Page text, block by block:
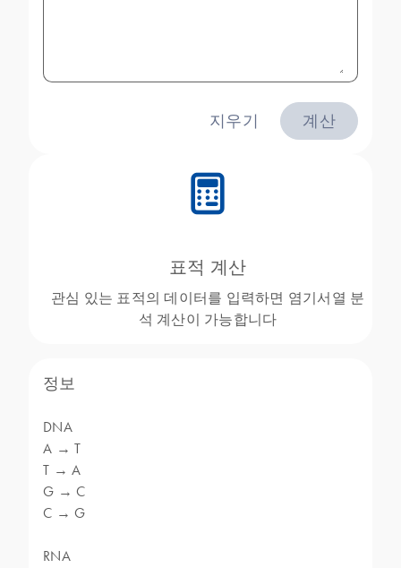
계산
지우기
icon_0330_cc_gen_calculator-s
표적 계산
관심 있는 표적의 데이터를 입력하면 염기서열 분
석 계산이 가능합니다
정보
DNA
A → T
T → A
G → C
C → G
RNA